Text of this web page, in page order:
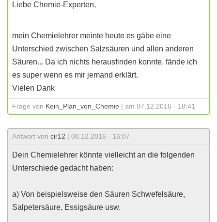
Liebe Chemie-Experten,
mein Chemielehrer meinte heute es gäbe eine
Unterschied zwischen Salzsäuren und allen anderen
Säuren... Da ich nichts herausfinden konnte, fände ich
es super wenn es mir jemand erklärt.
Vielen Dank
Frage von Kein_Plan_von_Chemie | am 07.12.2016 - 18:41
Antwort von cir12 | 08.12.2016 - 16:07
Dein Chemielehrer könnte vielleicht an die folgenden
Unterschiede gedacht haben:
a) Von beispielsweise den Säuren Schwefelsäure,
Salpetersäure, Essigsäure usw.